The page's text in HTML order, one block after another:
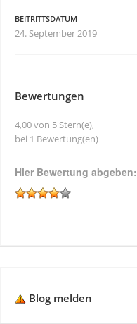
BEITRITTSDATUM
24. September 2019
Bewertungen
4,00 von 5 Stern(e),
bei 1 Bewertung(en)
Hier Bewertung abgeben:
Blog melden